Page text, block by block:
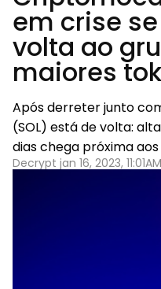
em crise
volta ao
maiores
Após derreter junto
(SOL) está de volta:
dias chega próxima aos
Decrypt jan 16, 2023, 11:01AM